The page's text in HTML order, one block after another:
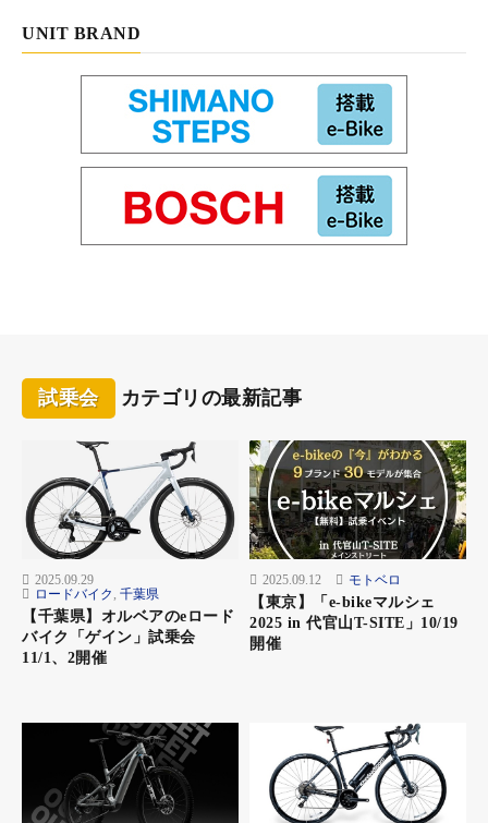
UNIT BRAND
試乗会 カテゴリの最新記事
2025.09.29
ロードバイク , 千葉県
【千葉県】オルベアのeロード
バイク「ゲイン」試乗会
11/1、2開催
2025.09.12 モトベロ
【東京】「e-bikeマルシェ
2025 in 代官山T-SITE」10/19
開催